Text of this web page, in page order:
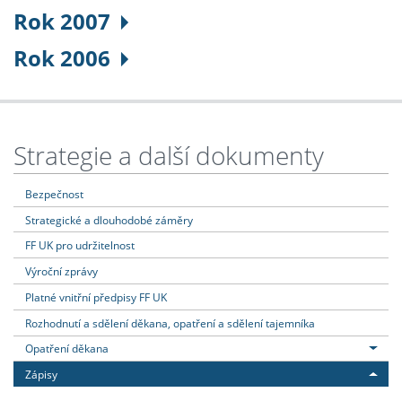
Rok 2007
Rok 2006
Strategie a další dokumenty
Bezpečnost
Strategické a dlouhodobé záměry
FF UK pro udržitelnost
Výroční zprávy
Platné vnitřní předpisy FF UK
Rozhodnutí a sdělení děkana, opatření a sdělení tajemníka
Opatření děkana
Zápisy